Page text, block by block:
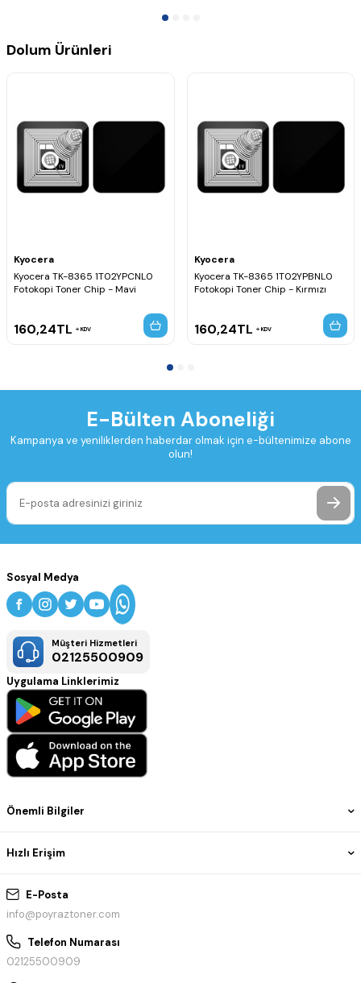
Dolum Ürünleri
Kyocera
Kyocera TK-8365 1T02YPCNL0
Fotokopi Toner Chip - Mavi
160,24TL KDV
Kyocera
Kyocera TK-8365 1T02YPBNL0
Fotokopi Toner Chip - Kırmızı
160,24TL KDV
E-Bülten Aboneliği
Kampanya ve yeniliklerden haberdar olmak için e-bültenimize abone
olun!
E-Posta
info@poyraztoner.com
Telefon Numarası
02125500909
Önemli Bilgiler
Hızlı Erişim
Sosyal Medya
Müşteri Hizmetleri
02125500909
Uygulama Linklerimiz